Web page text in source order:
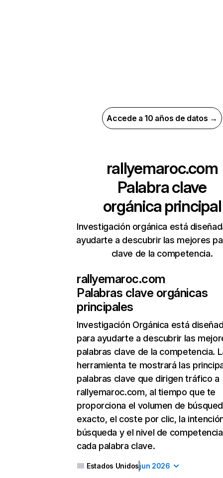
Accede a 10 años de datos →
rallyemaroc.com
Palabra clave
orgánica principal
Investigación orgánica está
ayudarte a descubrir las mejores
clave de la competencia.
rallyemaroc.com
Palabras clave orgánicas
principales
Investigación Orgánica está
para ayudarte a descubrir las
palabras clave de la competencia.
herramienta te mostrará las
palabras clave que dirigen tráfico a
rallyemaroc.com, al tiempo que te
proporciona el volumen de
exacto, el coste por clic, la
búsqueda y el nivel de
cada palabra clave.
Estados Unidosjun 2026